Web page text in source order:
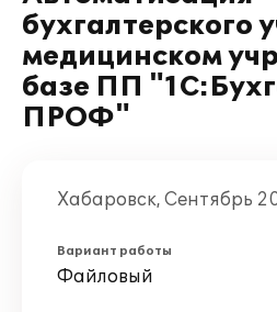
бухгалтерского
медицинском
базе ПП
ПРОФ"
Хабаровск, Сентябрь
Вариант работы
Файловый